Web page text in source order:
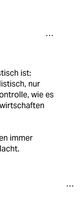
ist:
nur
wie es
immer